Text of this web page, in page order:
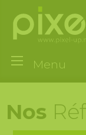
Menu
Nos